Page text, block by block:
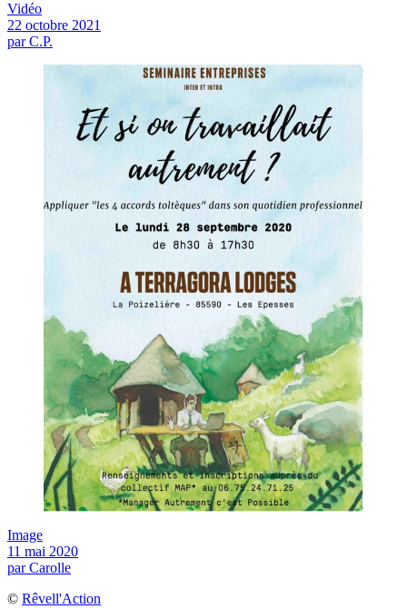
Vidéo
22 octobre 2021
par C.P.
Image
11 mai 2020
par Carolle
© Rêvell'Action